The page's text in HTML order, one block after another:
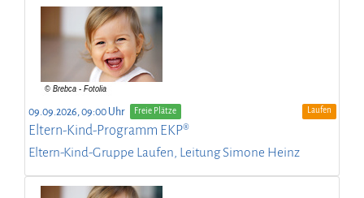
09.09.2026, 09:00 Uhr Freie Plätze Laufen
Eltern-Kind-Programm EKP®
Eltern-Kind-Gruppe Laufen, Leitung Simone Heinz